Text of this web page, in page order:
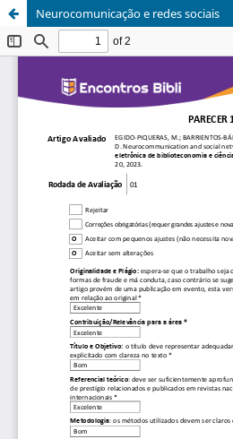
Neurocomunicação e redes sociais